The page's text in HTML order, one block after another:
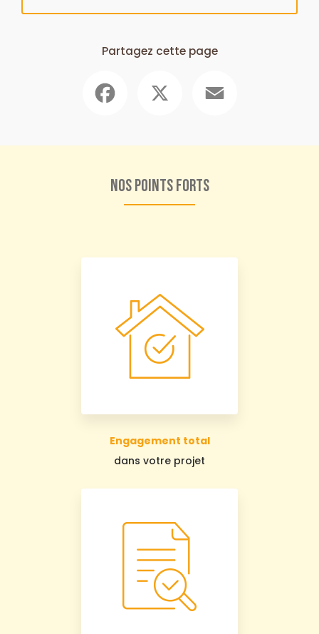
Partagez cette page
Nos points forts
Engagement total
dans votre projet